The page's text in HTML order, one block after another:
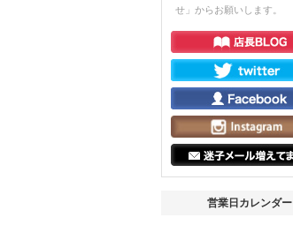
せ」からお願いします。
営業日カレンダー